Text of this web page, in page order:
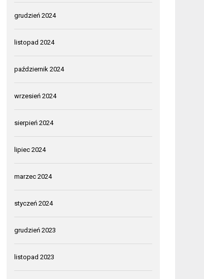
grudzień 2024
listopad 2024
październik 2024
wrzesień 2024
sierpień 2024
lipiec 2024
marzec 2024
styczeń 2024
grudzień 2023
listopad 2023